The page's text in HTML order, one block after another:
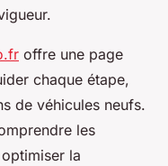
offre une page
chaque étape,
de véhicules neufs.
les
la